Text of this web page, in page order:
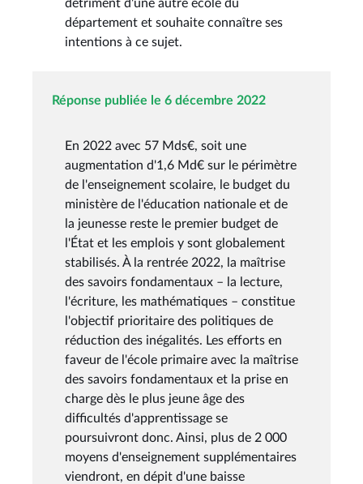
détriment d'une autre école du
département et souhaite connaître ses
intentions à ce sujet.
Réponse publiée le 6 décembre 2022
En 2022 avec 57 Mds€, soit une
augmentation d'1,6 Md€ sur le périmètre
de l'enseignement scolaire, le budget du
ministère de l'éducation nationale et de
la jeunesse reste le premier budget de
l'État et les emplois y sont globalement
stabilisés. À la rentrée 2022, la maîtrise
des savoirs fondamentaux – la lecture,
l'écriture, les mathématiques – constitue
l'objectif prioritaire des politiques de
réduction des inégalités. Les efforts en
faveur de l'école primaire avec la maîtrise
des savoirs fondamentaux et la prise en
charge dès le plus jeune âge des
difficultés d'apprentissage se
poursuivront donc. Ainsi, plus de 2 000
moyens d'enseignement supplémentaires
viendront, en dépit d'une baisse